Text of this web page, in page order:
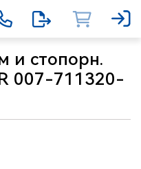
и стопорн.
007-711320-